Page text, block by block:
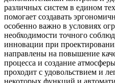
различных систем в едином
помогает создавать
особенно важно в условиях
необходимости точного
инновации при
направлены на повышение
процесса и создание
проходит с удовольствием и